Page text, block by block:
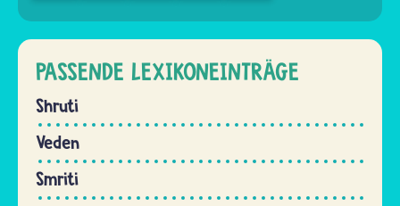
PASSENDE LEXIKONEINTRÄGE
Shruti
Veden
Smriti